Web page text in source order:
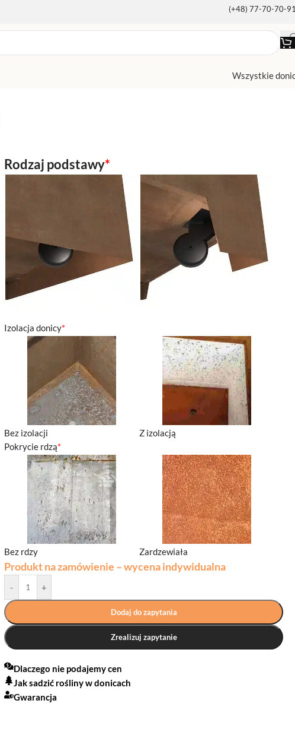
(+48) 77-70-70-
Wszystkie
*
Rodzaj podstawy
*
Izolacja donicy
Bez izolacji
Z izolacją
*
Pokrycie rdzą
Bez rdzy Zardzewiała
Produkt na zamówienie – wycena indywidualna
- +
Dodaj do zapytania
Zrealizuj zapytanie
Dlaczego nie podajemy cen
Jak sadzić rośliny w donicach
Gwarancja